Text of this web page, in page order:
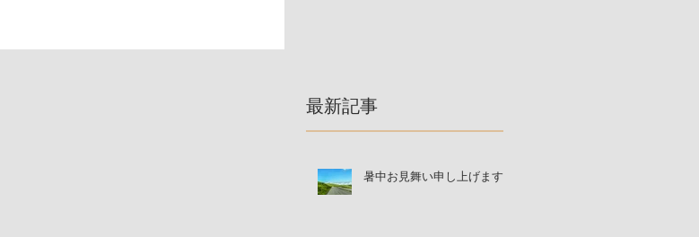
最新記事
暑中お見舞い申し上げます